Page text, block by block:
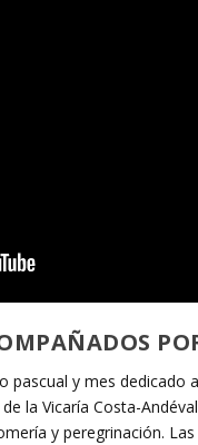
pascual y mes
la Vicaría Costa-
y peregrinación.